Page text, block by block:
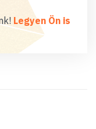
Legyen Ön is